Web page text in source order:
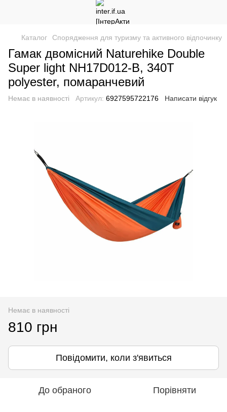
Каталог Спорядження для туризму та активного відпочинку
Гамак двомісний Naturehike Double
Super light NH17D012-B, 340T
polyester, помаранчевий
Немає в наявності Артикул: 6927595722176 Написати відгук
Немає в наявності
810 грн
Повідомити, коли з'явиться
До обраного Порівняти